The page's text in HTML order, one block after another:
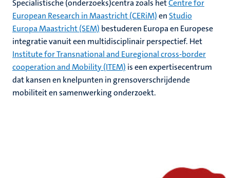
Specialistische (onderzoeks)centra zoals hetCentre for
European Research in Maastricht (CERiM)en Studio
Europa Maastricht (SEM) bestuderen Europa en Europese
integratie vanuit een multidisciplinair perspectief. Het
Institute for Transnational and Euregional cross-border
cooperation and Mobility (ITEM) is een expertisecentrum
dat kansen en knelpunten in grensoverschrijdende
mobiliteit en samenwerking onderzoekt.